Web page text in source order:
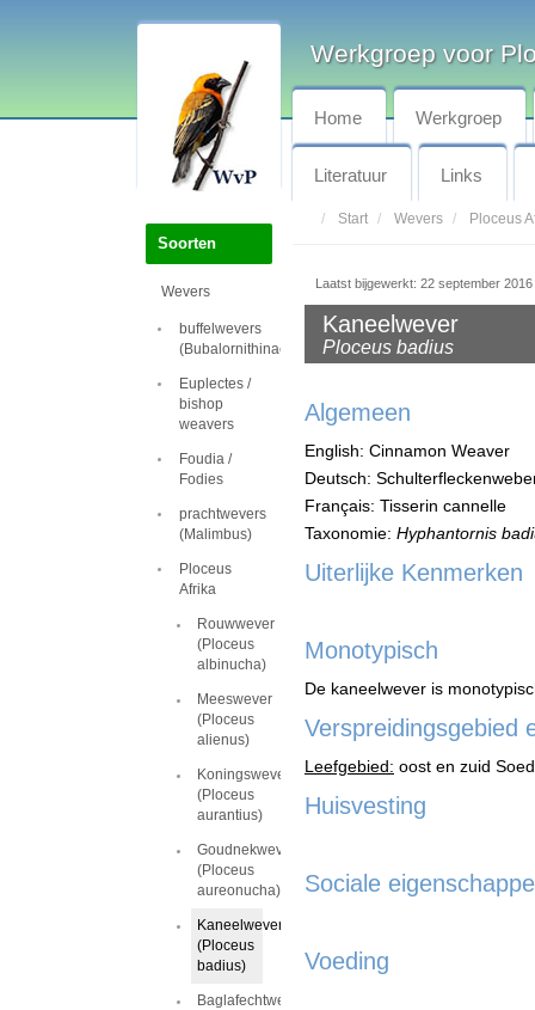
Soorten
Wevers
buffelwevers
(Bubalornithinae)
Euplectes /
bishop
weavers
Foudia /
Fodies
prachtwevers
(Malimbus)
Ploceus
Afrika
Rouwwever
(Ploceus
albinucha)
Meeswever
(Ploceus
alienus)
Koningswever
(Ploceus
aurantius)
Goudnekwever
(Ploceus
aureonucha)
Kaneelwever
(Ploceus
badius)
Baglafechtwever
Werkgroep voor
Home Werkgroep
Literatuur Links
Start Wevers Ploceus
Laatst bijgewerkt: 22 september 2016
Kaneelwever
Ploceus badius
Algemeen
English: Cinnamon Weaver
Deutsch:
Français: Tisserin cannelle
Taxonomie: Hyphantornis
Uiterlijke Kenmerken
Monotypisch
De kaneelwever is
Verspreidingsgebied
Leefgebied: oost en zuid
Huisvesting
Sociale
Voeding